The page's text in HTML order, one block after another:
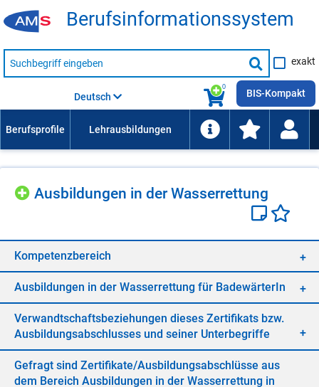
Be­rufs­in­for­ma­ti­ons­sys­tem
Suche
nach
Suche
starten
exakt
0
Deutsch BIS-Kompakt
Aus­bil­dun­gen in der Was­ser­ret­tung
Kom­pe­tenz­be­reich
Aus­bil­dun­gen in der Was­ser­ret­tung für Ba­de­wär­te­rIn
Ver­wandt­schafts­be­zie­hun­gen die­ses Zer­ti­fi­kats bzw.
Aus­bil­dungs­ab­schlus­ses und sei­ner Un­ter­be­grif­fe
Ge­fragt sind Zer­ti­fi­ka­te/​Aus­bil­dungs­ab­schlüs­se aus
dem Be­reich Aus­bil­dun­gen in der Was­ser­ret­tung in